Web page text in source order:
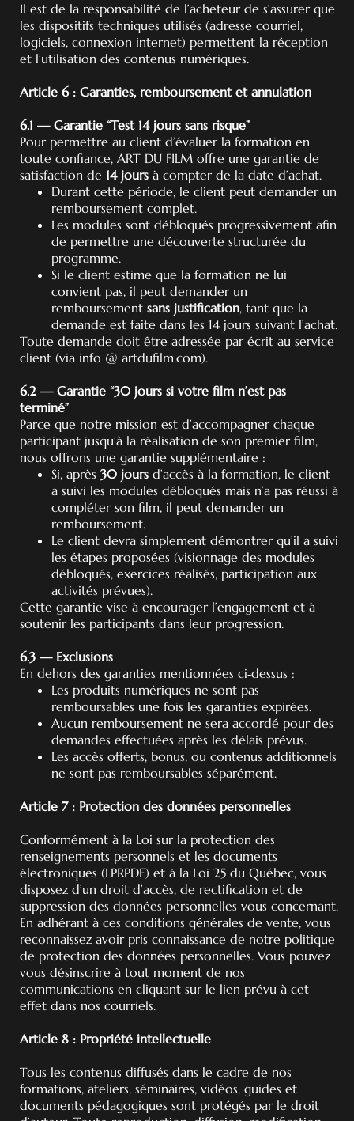
Il est de la responsabilité de l’acheteur de s’assurer que
les dispositifs techniques utilisés (adresse courriel,
logiciels, connexion internet) permettent la réception
et l’utilisation des contenus numériques.
Article 6 : Garanties, remboursement et annulation
6.1 — Garantie “Test 14 jours sans risque”
Pour permettre au client d’évaluer la formation en
toute confiance, ART DU FILM offre une garantie de
satisfaction de 14 jours à compter de la date d’achat.
Durant cette période, le client peut demander un
remboursement complet.
Les modules sont débloqués progressivement afin
de permettre une découverte structurée du
programme.
Si le client estime que la formation ne lui
convient pas, il peut demander un
remboursement sans justification, tant que la
demande est faite dans les 14 jours suivant l’achat.
Toute demande doit être adressée par écrit au service
client (via info @ artdufilm.com).
6.2 — Garantie “30 jours si votre film n’est pas
terminé”
Parce que notre mission est d’accompagner chaque
participant jusqu’à la réalisation de son premier film,
nous offrons une garantie supplémentaire :
Si, après 30 jours d’accès à la formation, le client
a suivi les modules débloqués mais n’a pas réussi à
compléter son film, il peut demander un
remboursement.
Le client devra simplement démontrer qu’il a suivi
les étapes proposées (visionnage des modules
débloqués, exercices réalisés, participation aux
activités prévues).
Cette garantie vise à encourager l’engagement et à
soutenir les participants dans leur progression.
6.3 — Exclusions
En dehors des garanties mentionnées ci‑dessus :
Les produits numériques ne sont pas
remboursables une fois les garanties expirées.
Aucun remboursement ne sera accordé pour des
demandes effectuées après les délais prévus.
Les accès offerts, bonus, ou contenus additionnels
ne sont pas remboursables séparément.
Article 7 : Protection des données personnelles
Conformément à la Loi sur la protection des
renseignements personnels et les documents
électroniques (LPRPDE) et à la Loi 25 du Québec, vous
disposez d’un droit d’accès, de rectification et de
suppression des données personnelles vous concernant.
En adhérant à ces conditions générales de vente, vous
reconnaissez avoir pris connaissance de notre politique
de protection des données personnelles. Vous pouvez
vous désinscrire à tout moment de nos
communications en cliquant sur le lien prévu à cet
effet dans nos courriels.
Article 8 : Propriété intellectuelle
Tous les contenus diffusés dans le cadre de nos
formations, ateliers, séminaires, vidéos, guides et
documents pédagogiques sont protégés par le droit